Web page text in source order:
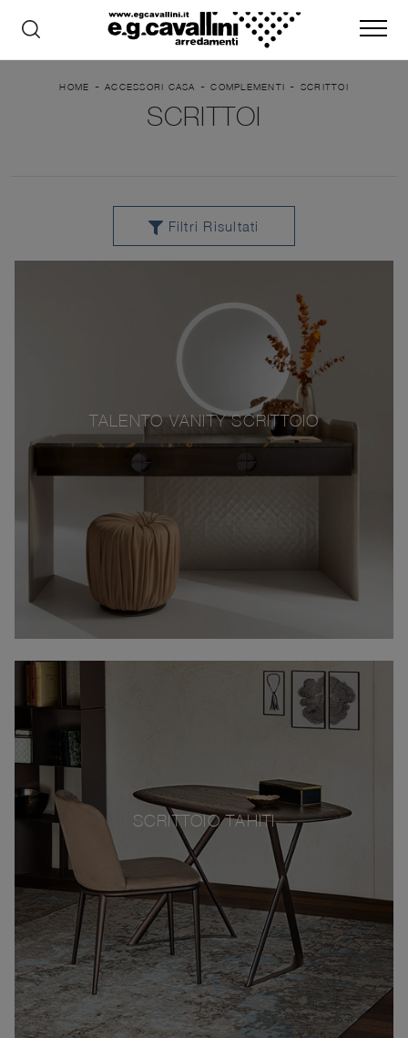
HOME - ACCESSORI CASA -COMPLEMENTI - SCRITTOI
SCRITTOI
Filtri Risultati
TALENTO VANITY SCRITTOIO
SCRITTOIO TAHITI